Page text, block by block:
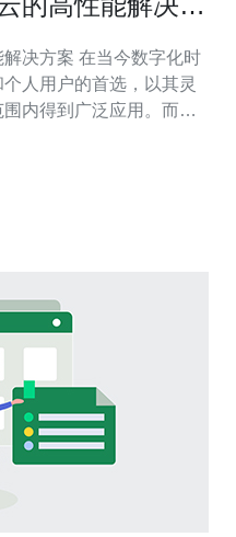
今数字化时
人用户的首选，以其灵
内得到广泛应用。而在
在性能和稳定性方面备